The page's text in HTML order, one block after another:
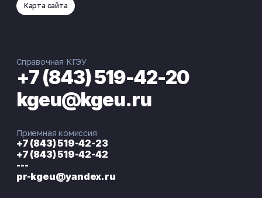
Карта сайта
Справочная КГЭУ
+7 (843) 519-42-20
kgeu@kgeu.ru
Приемная комиссия
+7 (843) 519-42-23
+7 (843) 519-42-42
---
pr-kgeu@yandex.ru